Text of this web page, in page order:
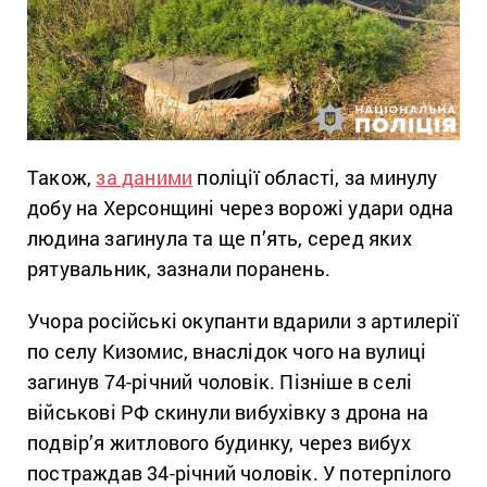
Також,за даними поліції області, за минулу
добу на Херсонщині через ворожі удари одна
людина загинула та ще п’ять, серед яких
рятувальник, зазнали поранень.
Учора російські окупанти вдарили з артилерії
по селу Кизомис, внаслідок чого на вулиці
загинув 74-річний чоловік. Пізніше в селі
військові РФ скинули вибухівку з дрона на
подвір’я житлового будинку, через вибух
постраждав 34-річний чоловік. У потерпілого